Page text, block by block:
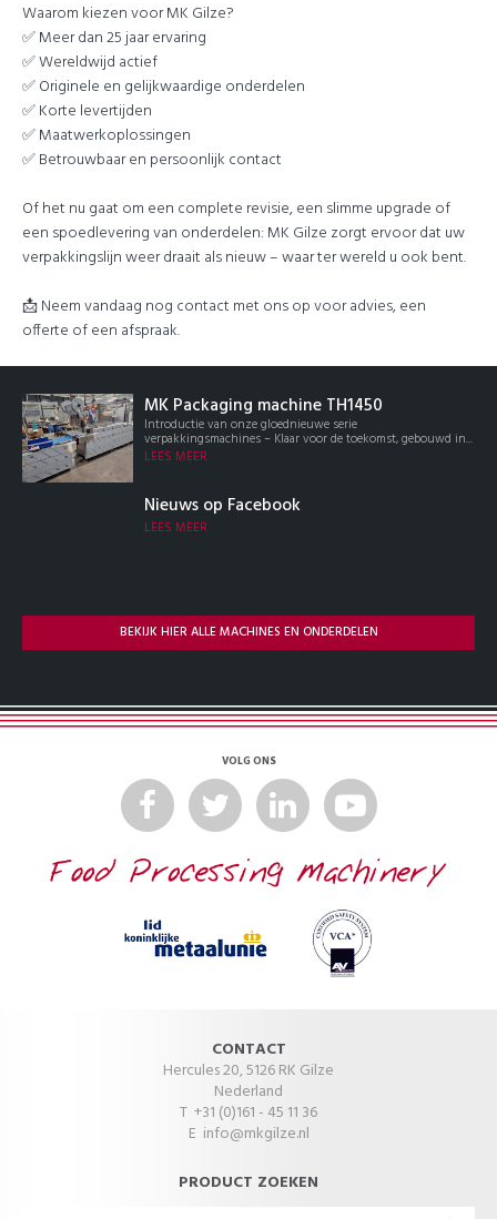
Waarom kiezen voor MK Gilze?
✅ Meer dan 25 jaar ervaring
✅ Wereldwijd actief
✅ Originele en gelijkwaardige onderdelen
✅ Korte levertijden
✅ Maatwerkoplossingen
✅ Betrouwbaar en persoonlijk contact
Of het nu gaat om een complete revisie, een slimme upgrade of
een spoedlevering van onderdelen: MK Gilze zorgt ervoor dat uw
verpakkingslijn weer draait als nieuw – waar ter wereld u ook bent.
📩 Neem vandaag nog contact met ons op voor advies, een
offerte of een afspraak.
MK Packaging machine TH1450
Introductie van onze gloednieuwe serie
verpakkingsmachines – Klaar voor de toekomst, gebouwd in...
LEES MEER
Nieuws op Facebook
LEES MEER
BEKIJK HIER ALLE MACHINES EN ONDERDELEN
VOLG ONS
CONTACT
Hercules 20, 5126 RK Gilze
Nederland
T +31 (0)161 - 45 11 36
E info@mkgilze.nl
PRODUCT ZOEKEN